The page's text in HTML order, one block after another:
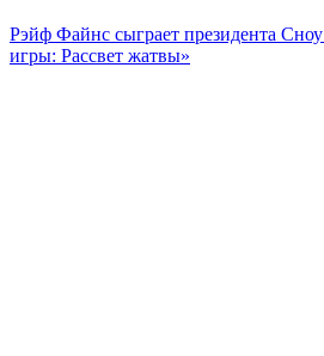
Рэйф Файнс сыграет президента
игры: Рассвет жатвы»